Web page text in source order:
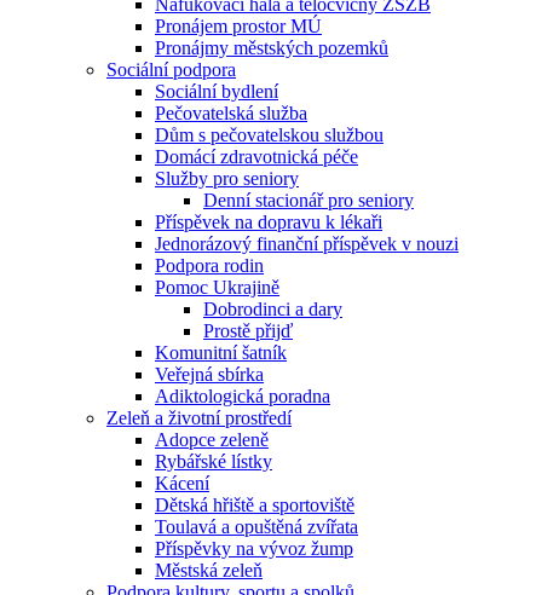
Nafukovací hala a tělocvičny ZŠZB
Pronájem prostor MÚ
Pronájmy městských pozemků
Sociální podpora
Sociální bydlení
Pečovatelská služba
Dům s pečovatelskou službou
Domácí zdravotnická péče
Služby pro seniory
Denní stacionář pro seniory
Příspěvek na dopravu k lékaři
Jednorázový finanční příspěvek v nouzi
Podpora rodin
Pomoc Ukrajině
Dobrodinci a dary
Prostě přijď
Komunitní šatník
Veřejná sbírka
Adiktologická poradna
Zeleň a životní prostředí
Adopce zeleně
Rybářské lístky
Kácení
Dětská hřiště a sportoviště
Toulavá a opuštěná zvířata
Příspěvky na vývoz žump
Městská zeleň